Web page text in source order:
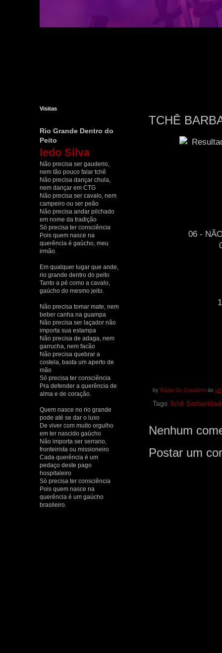
TCHÊ
06 -
by Rádio Do Gaudério às
Tags Tchê
Nenhum
Postar um
Visitas
Rio Grande Dentro do
Peito
Iedo Silva
Não precisa ser gauderio,
nem tão pouco falar tchê
Não precisa dançar chula,
nem dançar em CTG
Não precisa ser cavalo, nem
campeiro ou ser peão
Não precisa andar pilchado
em nome da tradição
Só precisa ter consciência
Pois quem nasce na
querência é gaúcho, meu
irmão.
Em qualquer lugar que ande,
rio grande dentro do peito
Tanto a pé como a cavalo,
gaúcho do mesmo jeito.
Não precisa tomar mate, nem
beber canha na guampa
Não precisa ser laçador não
importa sua estampa
Não precisa de adaga, nem
garrucha, nem facão
Não precisa quebrar a
costela, basta um aperto de
mão
Só precisa ter consciência
Pra defender a querência de
alma e de coração.
Quem nasce no rio grande
pode até se dar o luxo
De viver com muito orgulho
em ter nascido gaúcho
Não importa ser serrano,
fronteirista ou missioneiro
Cada querência é um
pedaço deste pago
hospitaleiro
Só precisa ter consciência
Pois quem nasce na
querência é um gaúcho
brasileiro.